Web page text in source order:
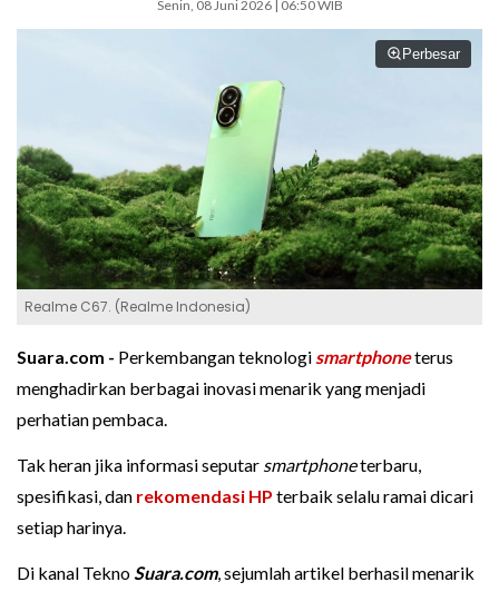
Senin, 08 Juni 2026 | 06:50 WIB
Perbesar
Realme C67. (Realme Indonesia)
Suara.com - Perkembangan teknologi smartphoneterus
menghadirkan berbagai inovasi menarik yang menjadi
perhatian pembaca.
Tak heran jika informasi seputar smartphoneterbaru,
spesifikasi, dan rekomendasi HP terbaik selalu ramai dicari
setiap harinya.
Di kanal TeknoSuara.com, sejumlah artikel berhasil menarik